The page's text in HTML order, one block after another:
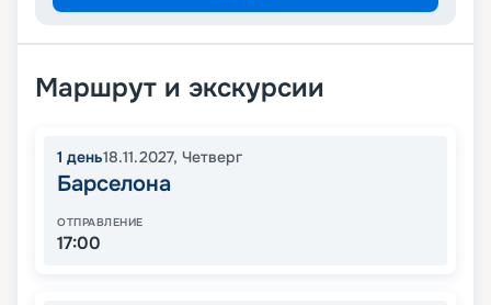
Маршрут и экскурсии
1 день18.11.2027, Четверг
Барселона
ОТПРАВЛЕНИЕ
17:00